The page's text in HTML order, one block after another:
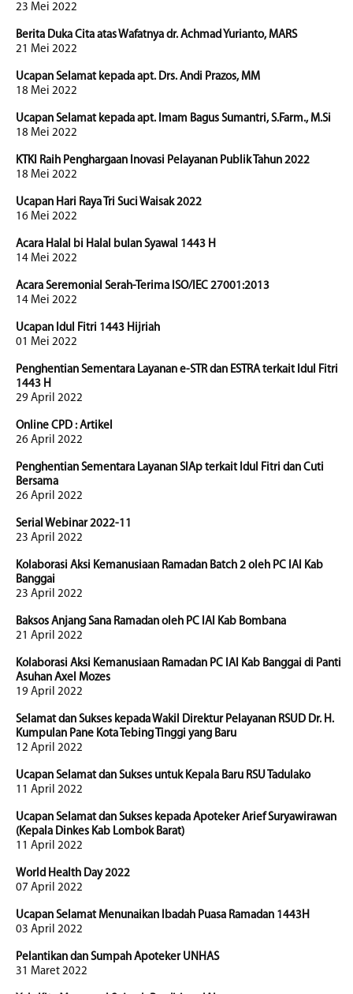
23 Mei 2022
Berita Duka Cita atas Wafatnya dr. Achmad Yurianto, MARS
21 Mei 2022
Ucapan Selamat kepada apt. Drs. Andi Prazos, MM
18 Mei 2022
Ucapan Selamat kepada apt. Imam Bagus Sumantri, S.Farm., M.Si
18 Mei 2022
KTKI Raih Penghargaan Inovasi Pelayanan Publik Tahun 2022
18 Mei 2022
Ucapan Hari Raya Tri Suci Waisak 2022
16 Mei 2022
Acara Halal bi Halal bulan Syawal 1443 H
14 Mei 2022
Acara Seremonial Serah-Terima ISO/IEC 27001:2013
14 Mei 2022
Ucapan Idul Fitri 1443 Hijriah
01 Mei 2022
Penghentian Sementara Layanan e-STR dan ESTRA terkait Idul Fitri
1443 H
29 April 2022
Online CPD : Artikel
26 April 2022
Penghentian Sementara Layanan SIAp terkait Idul Fitri dan Cuti
Bersama
26 April 2022
Serial Webinar 2022-11
23 April 2022
Kolaborasi Aksi Kemanusiaan Ramadan Batch 2 oleh PC IAI Kab
Banggai
23 April 2022
Baksos Anjang Sana Ramadan oleh PC IAI Kab Bombana
21 April 2022
Kolaborasi Aksi Kemanusiaan Ramadan PC IAI Kab Banggai di Panti
Asuhan Axel Mozes
19 April 2022
Selamat dan Sukses kepada Wakil Direktur Pelayanan RSUD Dr. H.
Kumpulan Pane Kota Tebing Tinggi yang Baru
12 April 2022
Ucapan Selamat dan Sukses untuk Kepala Baru RSU Tadulako
11 April 2022
Ucapan Selamat dan Sukses kepada Apoteker Arief Suryawirawan
(Kepala Dinkes Kab Lombok Barat)
11 April 2022
World Health Day 2022
07 April 2022
Ucapan Selamat Menunaikan Ibadah Puasa Ramadan 1443H
03 April 2022
Pelantikan dan Sumpah Apoteker UNHAS
31 Maret 2022